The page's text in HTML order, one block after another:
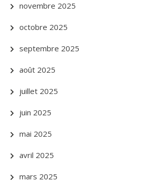
novembre 2025
octobre 2025
septembre 2025
août 2025
juillet 2025
juin 2025
mai 2025
avril 2025
mars 2025